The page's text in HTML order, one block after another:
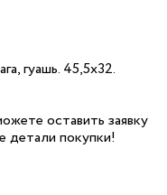
гуашь. 45,5х32.
оставить заявку
детали покупки!